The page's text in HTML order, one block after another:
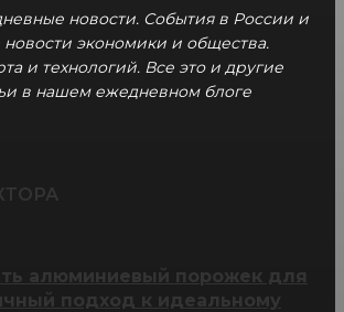
новости. События в России и
экономики и общества.
и технологий. Все это и другие
в нашем ежедневном блоге
алюминиевый порожек для
подход к идеальному